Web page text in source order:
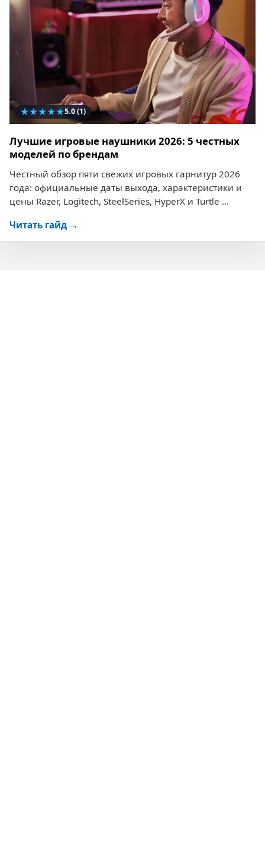
★★★★★5.0(1)
Лучшие игровые наушники 2026: 5 честных
моделей по брендам
Честный обзор пяти свежих игровых гарнитур 2026
года: официальные даты выхода, характеристики и
цены Razer, Logitech, SteelSeries, HyperX и Turtle ...
Читать гайд →